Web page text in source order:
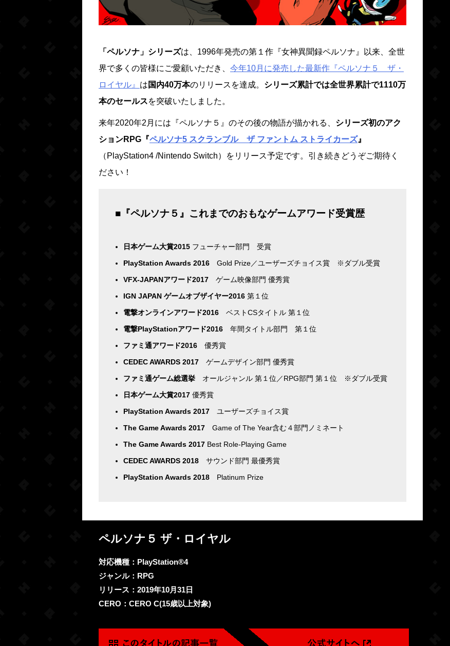
「ペルソナ」シリーズは、1996年発売の第１作『女神異聞録ペルソナ』以来、全世
界で多くの皆様にご愛顧いただき、 今年10月に発売した最新作『ペルソナ５ ザ・
ロイヤル』 は 国内40万本のリリースを達成。 シリーズ累計では全世界累計で1110万
本のセールスを突破いたしました。
来年2020年2月には『ペルソナ５』のその後の物語が描かれる、 シリーズ初のアク
ションRPG『ペルソナ5 スクランブル ザ ファントム ストライカーズ』
（PlayStation4 /Nintendo Switch）をリリース予定です。引き続きどうぞご期待く
ださい！
■『ペルソナ５』これまでのおもなゲームアワード受賞歴
日本ゲーム大賞2015 フューチャー部門 受賞
PlayStation Awards 2016 Gold Prize／ユーザーズチョイス賞 ※ダブル受賞
VFX-JAPANアワード2017 ゲーム映像部門 優秀賞
IGN JAPAN ゲームオブザイヤー2016 第１位
電撃オンラインアワード2016 ベストCSタイトル 第１位
電撃PlayStationアワード2016 年間タイトル部門 第１位
ファミ通アワード2016 優秀賞
CEDEC AWARDS 2017 ゲームデザイン部門 優秀賞
ファミ通ゲーム総選挙 オールジャンル 第１位／RPG部門 第１位 ※ダブル受賞
日本ゲーム大賞2017 優秀賞
PlayStation Awards 2017 ユーザーズチョイス賞
The Game Awards 2017 Game of The Year含む４部門ノミネート
The Game Awards 2017 Best Role-Playing Game
CEDEC AWARDS 2018 サウンド部門 最優秀賞
PlayStation Awards 2018 Platinum Prize
ペルソナ５ ザ・ロイヤル
対応機種：PlayStation®4
ジャンル：RPG
リリース：2019年10月31日
CERO：CERO C(15歳以上対象)